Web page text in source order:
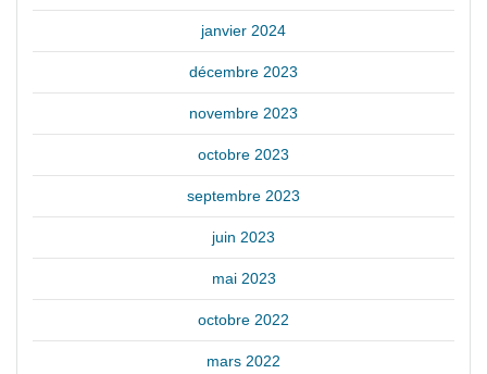
janvier 2024
décembre 2023
novembre 2023
octobre 2023
septembre 2023
juin 2023
mai 2023
octobre 2022
mars 2022